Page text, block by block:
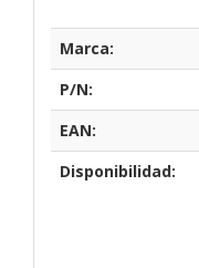
Marca:
P/N:
EAN:
Disponibilidad: